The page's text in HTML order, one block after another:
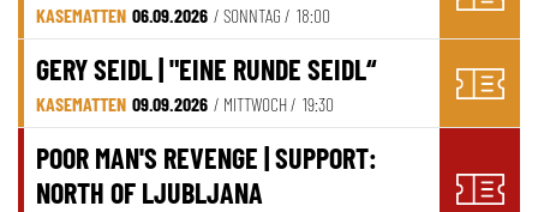
KASEMATTEN 06.09.2026 / SONNTAG / 18:00
GERY SEIDL | "EINE RUNDE SEIDL“
KASEMATTEN 09.09.2026 / MITTWOCH / 19:30
POOR MAN'S REVENGE | SUPPORT:
NORTH OF LJUBLJANA